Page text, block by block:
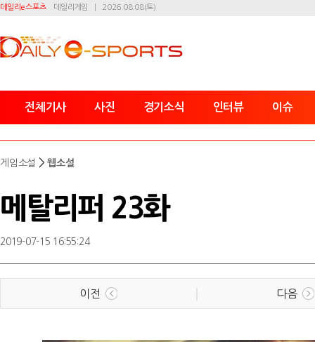
데일리e스포츠 데일리게임 2026.08.08(토)
전체기사 사진 경기소식 인터뷰 이슈
게임소설 >웹소설
메탈리퍼 23화
2019-07-15 16:55:24
이전 다음